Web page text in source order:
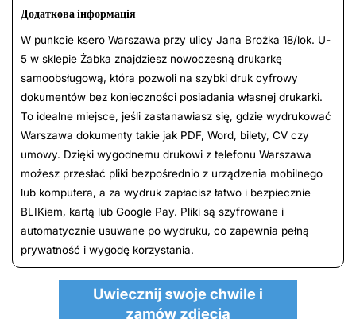
Додаткова інформація
W punkcie ksero Warszawa przy ulicy Jana Brożka 18/lok. U-
5 w sklepie Żabka znajdziesz nowoczesną drukarkę
samoobsługową, która pozwoli na szybki druk cyfrowy
dokumentów bez konieczności posiadania własnej drukarki.
To idealne miejsce, jeśli zastanawiasz się, gdzie wydrukować
Warszawa dokumenty takie jak PDF, Word, bilety, CV czy
umowy. Dzięki wygodnemu drukowi z telefonu Warszawa
możesz przesłać pliki bezpośrednio z urządzenia mobilnego
lub komputera, a za wydruk zapłacisz łatwo i bezpiecznie
BLIKiem, kartą lub Google Pay. Pliki są szyfrowane i
automatycznie usuwane po wydruku, co zapewnia pełną
prywatność i wygodę korzystania.